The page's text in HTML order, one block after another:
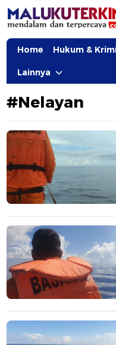
MalukuTerkini.com
Terkini, Mendalam dan
Home Hukum &
Lainnya
#Nelayan